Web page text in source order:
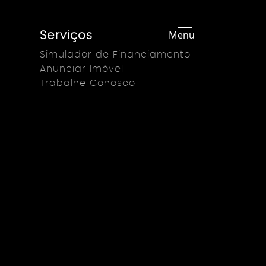
Menu
Serviços
Simulador de Financiamento
Anunciar Imóvel
Trabalhe Conosco